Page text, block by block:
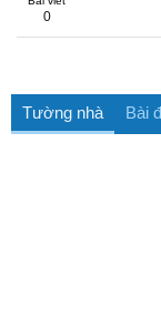
0
Tường nhà Bài